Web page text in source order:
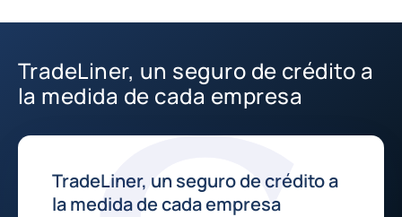
TradeLiner, un seguro de crédito a
la medida de cada empresa
TradeLiner, un seguro de crédito a
la medida de cada empresa